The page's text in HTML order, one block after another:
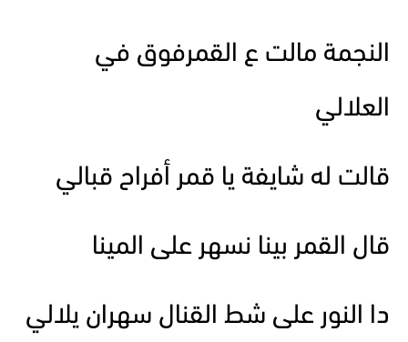
النجمة مالت ع القمرفوق في
العلالي
قالت له شايفة يا قمر أفراح قبالي
قال القمر بينا نسهر على المينا
دا النور على شط القنال سهران يلالي